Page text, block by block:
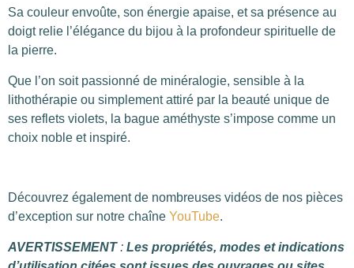
Sa couleur envoûte, son énergie apaise, et sa présence au
doigt relie l’élégance du bijou à la profondeur spirituelle de
la pierre.
Que l’on soit passionné de minéralogie, sensible à la
lithothérapie ou simplement attiré par la beauté unique de
ses reflets violets, la bague améthyste s’impose comme un
choix noble et inspiré.
Découvrez également de nombreuses vidéos de nos pièces
d’exception sur notre chaîne YouTube.
AVERTISSEMENT: Les propriétés, modes et indications